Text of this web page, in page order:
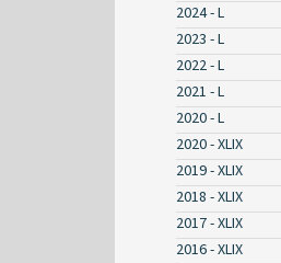
2024 - L
2023 - L
2022 - L
2021 - L
2020 - L
2020 - XLIX
2019 - XLIX
2018 - XLIX
2017 - XLIX
2016 - XLIX